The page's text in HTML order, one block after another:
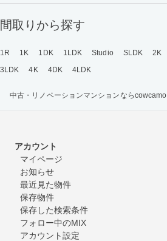
間取りから探す
1R 1K 1DK 1LDK Studio SLDK 2K
3LDK
4K 4DK 4LDK
中古・リノベーションマンションならcowcamo
アカウント
マイページ
お知らせ
最近見た物件
保存物件
保存した検索条件
フォロー中のMIX
アカウント設定